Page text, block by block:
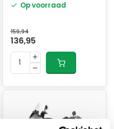
Op voorraad
150,94
136,95